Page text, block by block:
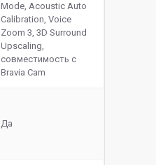
Mode, Acoustic Auto
Calibration, Voice
Zoom 3, 3D Surround
Upscaling,
совместимость с
Bravia Cam
Да